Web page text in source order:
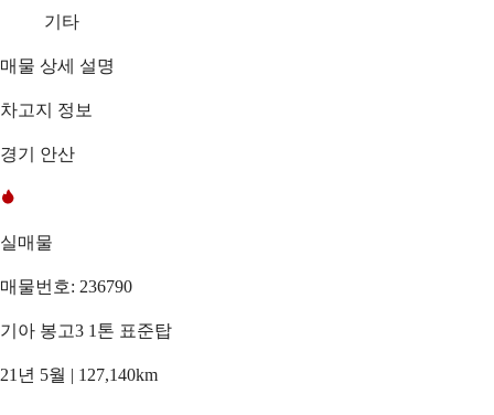
기타
매물 상세 설명
차고지 정보
경기 안산
실매물
매물번호: 236790
기아 봉고3 1톤 표준탑
21년 5월 | 127,140km